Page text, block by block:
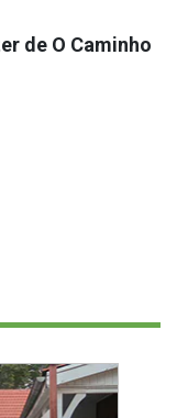
de O Caminho